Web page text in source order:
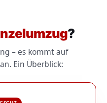
?
– es kommt auf
Ein Überblick: